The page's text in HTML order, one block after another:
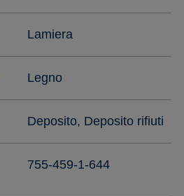
Lamiera
Legno
Deposito, Deposito rifiuti
755-459-1-644